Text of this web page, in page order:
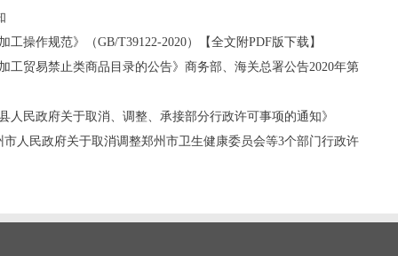
操作规范》（GB/T39122-2020）【全文附PDF版下载】
工贸易禁止类商品目录的公告》商务部、海关总署公告2020年第
人民政府关于取消、调整、承接部分行政许可事项的通知》
市人民政府关于取消调整郑州市卫生健康委员会等3个部门行政许